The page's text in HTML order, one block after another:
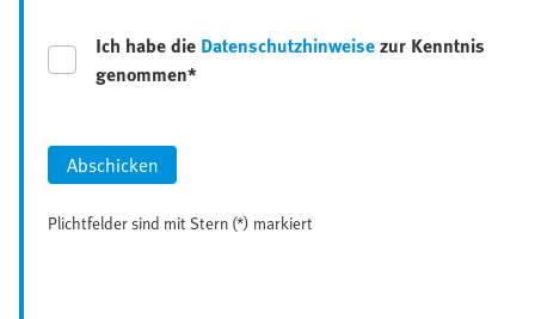
Ich habe die Datenschutzhinweisezur Kenntnis
genommen*
Abschicken
Plichtfelder sind mit Stern (*) markiert